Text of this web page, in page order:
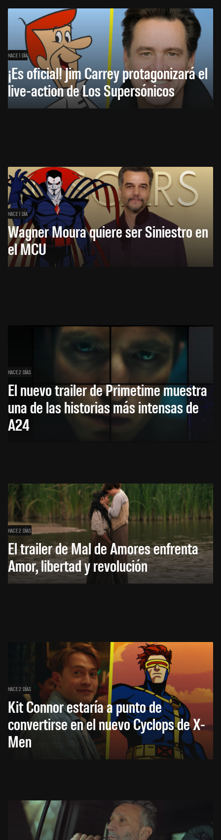
HACE 1 DÍA
¡Es oficial! Jim Carrey protagonizará el
live-action de Los Supersónicos
HACE 1 DÍA
Wagner Moura quiere ser Siniestro en
el MCU
HACE 2 DÍAS
El nuevo trailer de Primetime muestra
una de las historias más intensas de
A24
HACE 2 DÍAS
El trailer de Mal de Amores enfrenta
Amor, libertad y revolución
HACE 2 DÍAS
Kit Connor estaría a punto de
convertirse en el nuevo Cyclops de X-
Men